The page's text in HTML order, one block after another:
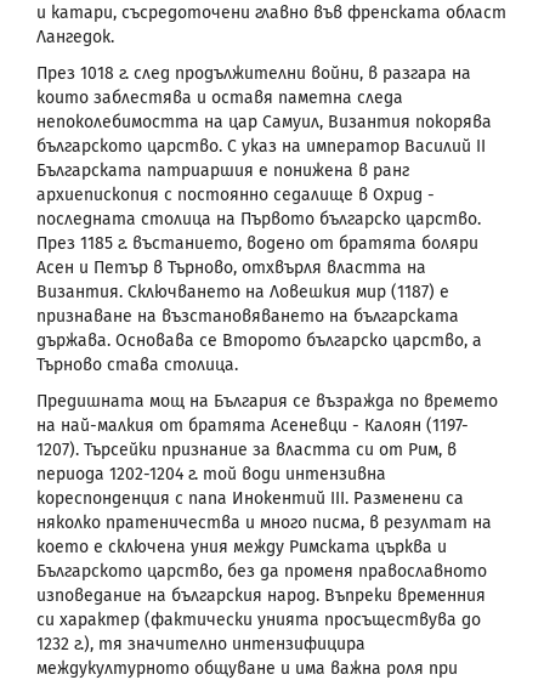
и катари, съсредоточени главно във френската област
Лангедок.
През 1018 г. след продължителни войни, в разгара на
които заблестява и оставя паметна следа
непоколебимостта на цар Самуил, Византия покорява
българското царство. С указ на император Василий II
Българската патриаршия е понижена в ранг
архиепископия с постоянно седалище в Охрид -
последната столица на Първото българско царство.
През 1185 г. въстанието, водено от братята боляри
Асен и Петър в Търново, отхвърля властта на
Византия. Сключването на Ловешкия мир (1187) е
признаване на възстановяването на българската
държава. Основава се Второто българско царство, а
Търново става столица.
Предишната мощ на България се възражда по времето
на най-малкия от братята Асеневци - Калоян (1197-
1207). Търсейки признание за властта си от Рим, в
периода 1202-1204 г. той води интензивна
кореспонденция с папа Инокентий III. Разменени са
няколко пратеничества и много писма, в резултат на
което е сключена уния между Римската църква и
Българското царство, без да променя православното
изповедание на българския народ. Въпреки временния
си характер (фактически унията просъществува до
1232 г.), тя значително интензифицира
междукултурното общуване и има важна роля при